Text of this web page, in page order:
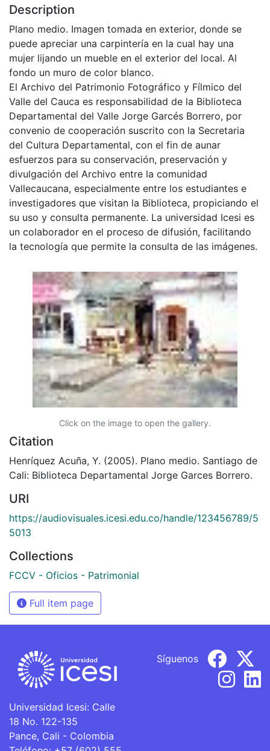
Description
Plano medio. Imagen tomada en exterior, donde se
puede apreciar una carpintería en la cual hay una
mujer lijando un mueble en el exterior del local. Al
fondo un muro de color blanco.
El Archivo del Patrimonio Fotográfico y Fílmico del
Valle del Cauca es responsabilidad de la Biblioteca
Departamental del Valle Jorge Garcés Borrero, por
convenio de cooperación suscrito con la Secretaria
del Cultura Departamental, con el fin de aunar
esfuerzos para su conservación, preservación y
divulgación del Archivo entre la comunidad
Vallecaucana, especialmente entre los estudiantes e
investigadores que visitan la Biblioteca, propiciando el
su uso y consulta permanente. La universidad Icesi es
un colaborador en el proceso de difusión, facilitando
la tecnología que permite la consulta de las imágenes.
Click on the image to open the gallery.
Citation
Henríquez Acuña, Y. (2005). Plano medio. Santiago de
Cali: Biblioteca Departamental Jorge Garces Borrero.
URI
https://audiovisuales.icesi.edu.co/handle/123456789/5
5013
Collections
FCCV - Oficios - Patrimonial
Full item page
Universidad Icesi: Calle
18 No. 122-135
Pance, Cali - Colombia
Síguenos